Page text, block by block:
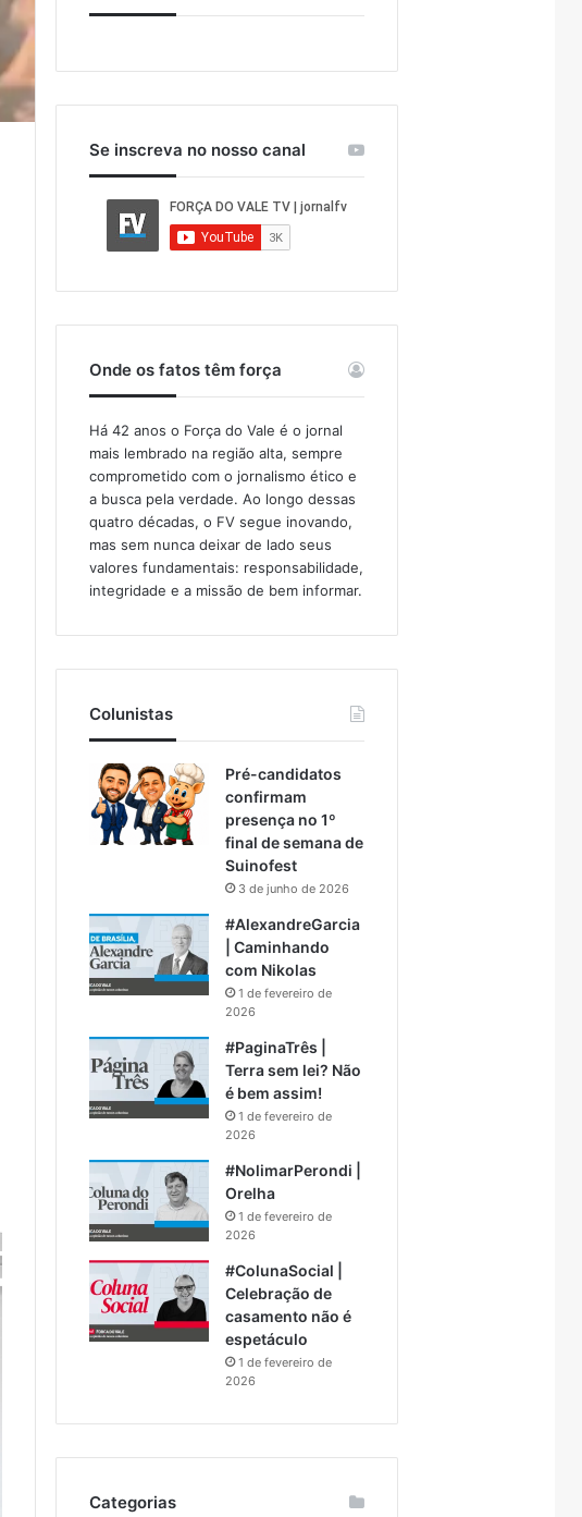
Se inscreva no nosso canal
Onde os fatos têm força
Há 42 anos o Força do Vale é o jornal
mais lembrado na região alta, sempre
comprometido com o jornalismo ético e
a busca pela verdade. Ao longo dessas
quatro décadas, o FV segue inovando,
mas sem nunca deixar de lado seus
valores fundamentais: responsabilidade,
integridade e a missão de bem informar.​
Colunistas
Pré-candidatos
confirmam
presença no 1º
final de semana de
Suinofest
3 de junho de 2026
#AlexandreGarcia
| Caminhando
com Nikolas
1 de fevereiro de
2026
#PaginaTrês |
Terra sem lei? Não
é bem assim!
1 de fevereiro de
2026
#NolimarPerondi |
Orelha
1 de fevereiro de
2026
#ColunaSocial |
Celebração de
casamento não é
espetáculo
1 de fevereiro de
2026
Categorias